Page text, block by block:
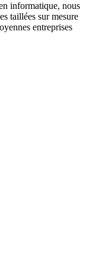
informatique, nous
taillées sur mesure
entreprises